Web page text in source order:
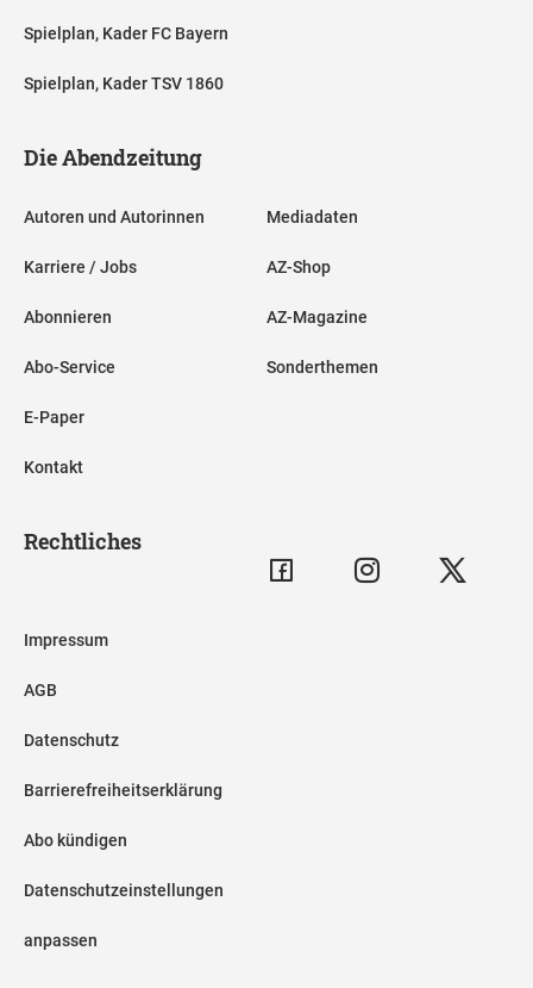
Spielplan, Kader FC Bayern
Spielplan, Kader TSV 1860
Die Abendzeitung
Autoren und Autorinnen
Karriere / Jobs
Abonnieren
Abo-Service
E-Paper
Kontakt
Mediadaten
AZ-Shop
AZ-Magazine
Sonderthemen
Rechtliches
Impressum
AGB
Datenschutz
Barrierefreiheitserklärung
Abo kündigen
Datenschutzeinstellungen
anpassen